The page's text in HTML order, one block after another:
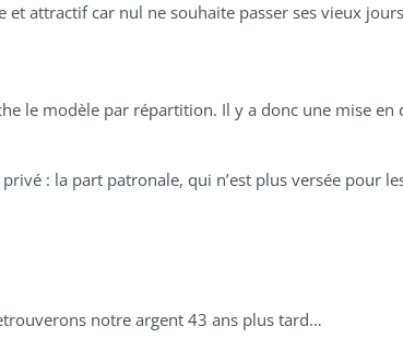
attractif car nul ne souhaite passer ses vieux
le modèle par répartition. Il y a donc une mise
: la part patronale, qui n’est plus versée pour
notre argent 43 ans plus tard…